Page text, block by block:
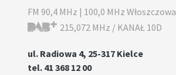
FM 90,4 MHz | 100,0 MHz Włoszczowa
215,072 MHz / KANAŁ 10D
ul. Radiowa 4, 25-317 Kielce
tel. 41 368 12 00